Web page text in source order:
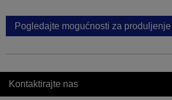
Pogledajte mogućnosti za
Kontaktirajte nas